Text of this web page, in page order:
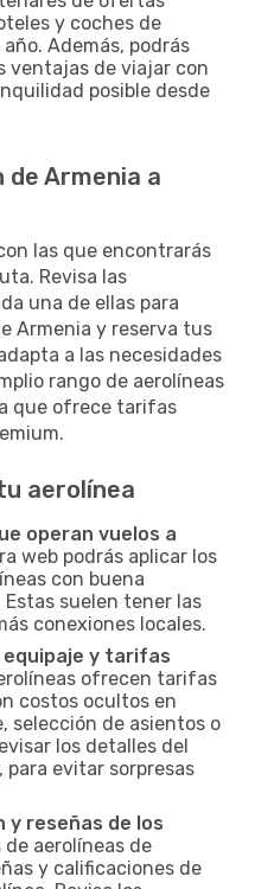
y coches de
Además, podrás
ventajas de viajar con
posible desde
de Armenia a
las que encontrarás
Revisa las
una de ellas para
Armenia y reserva tus
a las necesidades
rango de aerolíneas
que ofrece tarifas
aerolínea
operan vuelos a
web podrás aplicar los
con buena
suelen tener las
conexiones locales.
equipaje y tarifas
ofrecen tarifas
costos ocultos en
selección de asientos o
los detalles del
para evitar sorpresas
y reseñas de los
de aerolíneas de
y calificaciones de